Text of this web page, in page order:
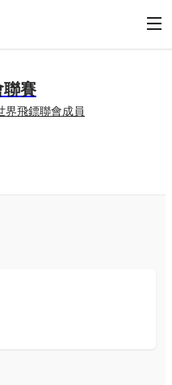
賽
界飛鏢聯會成員